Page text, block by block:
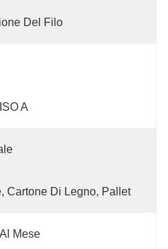
Del Filo
A
Cartone Di Legno, Pallet
Mese